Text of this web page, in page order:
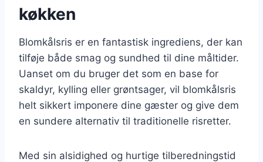
køkken
Blomkålsris er en fantastisk ingrediens, der kan
tilføje både smag og sundhed til dine måltider.
Uanset om du bruger det som en base for
skaldyr, kylling eller grøntsager, vil blomkålsris
helt sikkert imponere dine gæster og give dem
en sundere alternativ til traditionelle risretter.
Med sin alsidighed og hurtige tilberedningstid